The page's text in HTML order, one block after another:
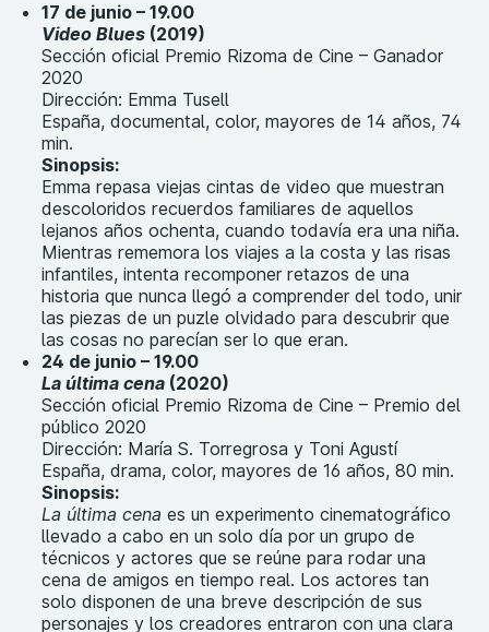
17 de junio – 19.00
Video Blues (2019)
Sección oficial Premio Rizoma de Cine – Ganador
2020
Dirección: Emma Tusell
España, documental, color, mayores de 14 años, 74
min.
Sinopsis:
Emma repasa viejas cintas de video que muestran
descoloridos recuerdos familiares de aquellos
lejanos años ochenta, cuando todavía era una niña.
Mientras rememora los viajes a la costa y las risas
infantiles, intenta recomponer retazos de una
historia que nunca llegó a comprender del todo, unir
las piezas de un puzle olvidado para descubrir que
las cosas no parecían ser lo que eran.
24 de junio – 19.00
La última cena (2020)
Sección oficial Premio Rizoma de Cine – Premio del
público 2020
Dirección: María S. Torregrosa y Toni Agustí
España, drama, color, mayores de 16 años, 80 min.
Sinopsis:
La última cena es un experimento cinematográfico
llevado a cabo en un solo día por un grupo de
técnicos y actores que se reúne para rodar una
cena de amigos en tiempo real. Los actores tan
solo disponen de una breve descripción de sus
personajes y los creadores entraron con una clara